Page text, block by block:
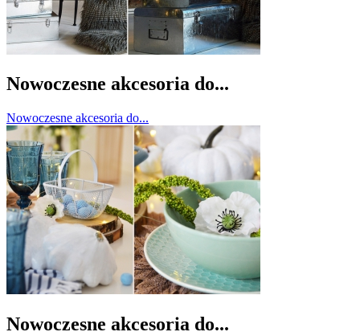
Nowoczesne akcesoria do...
Nowoczesne akcesoria do...
Nowoczesne akcesoria do...